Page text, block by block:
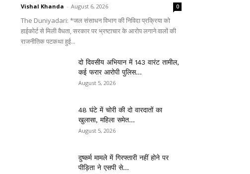
Vishal Khanda - August 6, 2026 0
The Duniyadari: *जल संसाधन विभाग की निविदा प्रक्रिया को
हाईकोर्ट से मिली वैधता, सरकार पर भ्रष्टाचार के आरोप लगाने वालों की
राजनीतिक पटकथा हुई...
दो दिवसीय अभियान में 143 वारंट तामील,
कई फरार आरोपी पुलिस...
August 5, 2026
48 घंटे में चोरी की दो वारदातों का
खुलासा, महिला समेत...
August 5, 2026
दुष्कर्म मामले में गिरफ्तारी नहीं होने पर
पीड़िता ने एसपी से...